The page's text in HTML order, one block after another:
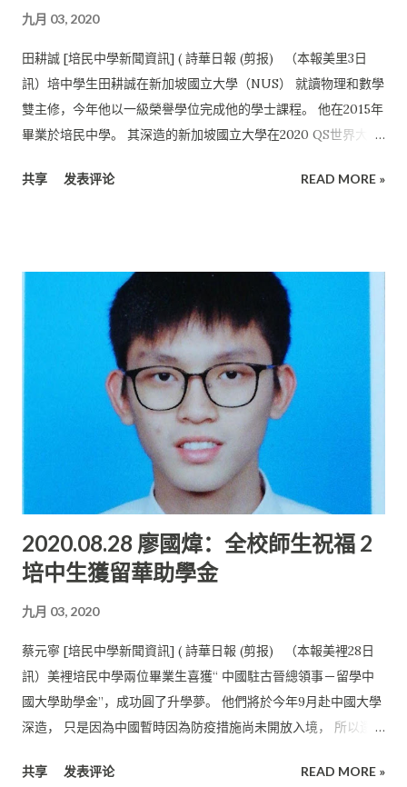
三語。 因此，完成獨中課程並到澳洲深造的羅玉詩， 用英語跟他
人溝通及完成學業，完全不成問題。 堅定信念實現夢想 培民中學
秉持著以人為本的育人方針， 以提升學生素質為辦學大方向。 培
中一向重視學生在學術與德行兩方面的成長， 除了追求卓越的學
業成績外，也重視學生的品德教育。 學校裏的智育和德育，一直
方涉獵的羅玉詩， 非常認同教育就是最直接可以改善人們生活品
九月 03, 2020
田耕誠 [培民中學新聞資訊] ( 詩華日報 (剪报) （本報美里3日
訊）培中學生田耕誠在新加坡國立大學（NUS） 就讀物理和數學
雙主修，今年他以一級榮譽學位完成他的學士課程。 他在2015年
畢業於培民中學。 其深造的新加坡國立大學在2020 QS世界大學
是亞洲第1名。 獲東盟獎學金 在他升學追夢期間， 憑借其優異的
學習。 他最後一年畢業論文的研究對象是石墨烯， 需要在無塵室
進行很多實驗，包括生長石墨烯、 分析和改進生長的參數，再使
用乾轉移的技術移置到矽片上， 最後再測試它的薄膜電阻和轉移
的完整度， 並花了一年來改善參數和過程。 田耕誠在畢業之後參
加了一個中國的慕尼黑(再保公司) 的大學生精算數學比賽，憑借
其個人的努力獲得獎項， 之後獲得機會在同一間公司的新加坡分
部做了一個月精算部門的實習 生，不過同時間拿到另一間半導體
公司的錄取， 思考之後就決定到這家公司擔任工程師， 在新加坡
開啟他的人生新旅程。 中學時打下很基 他原本計劃大學畢業後回
家鄉，回母校一趟，與家人、朋友、 恩師敘敘舊。無奈疫情的關
系， 他只能留在新加坡等待接下來新的人生旅程。 田耕誠受訪時
表示，培中師生之間的感情很好。 即使現在很多同學畢業了，他
外，同學之間的感情也很好， 大家都還會時常聯絡。雖然無法時
常見面， 但中學的同學仍是現在相處得最輕松愉快的朋友， 感情
好自然不在話下。 培民中學重視學生對數理科的掌握。 數理能激
發學生的思考能力及探究力。對田耕誠來說， 該校提供了一個優
良的學習環境， 讓他在中學時期就打下了很好的數理基礎。因
大學的課程也比較得心應手。 培民中學培養了許多數理科優秀的
共享 发表评论 READ MORE »
2020.08.28 廖國煒：全校師生祝福 2
培中生獲留華助學金
九月 03, 2020
蔡元寧 [培民中學新聞資訊] ( 詩華日報 (剪报) （本報美裡28日
訊）美裡培民中學兩位畢業生喜獲“ 中國駐古晉總領事－留學中
國大學助學金”，成功圓了升學夢。 他們將於今年9月赴中國大學
深造， 只是因為中國暫時因為防疫措施尚未開放入境， 所以還有
職員祝願他們前程似錦。 這兩畢業生分別為即將到上海交通大學
共享 发表评论 READ MORE »